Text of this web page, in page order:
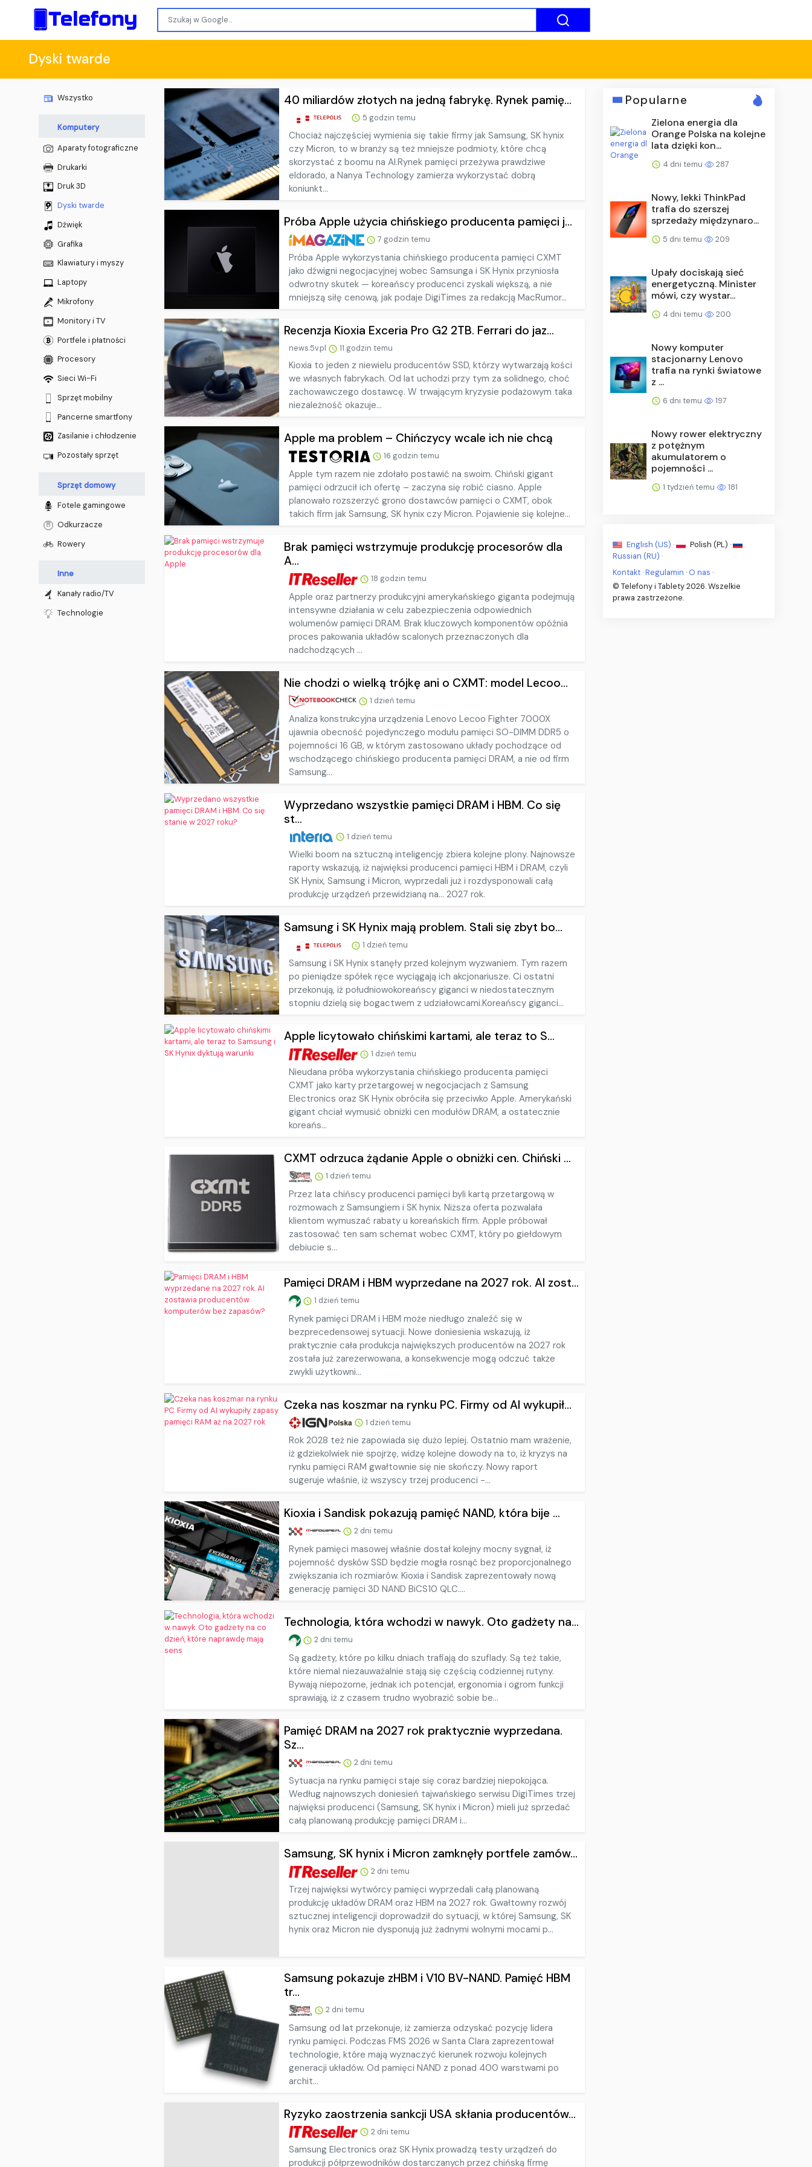
Dyski twarde
Wszystko
Komputery
Aparaty fotograficzne
Drukarki
Druk 3D
Dyski twarde
Dźwięk
Grafika
Klawiatury i myszy
Laptopy
Mikrofony
Monitory i TV
Portfele i płatności
Procesory
Sieci Wi-Fi
Sprzęt mobilny
Pancerne smartfony
Zasilanie i chłodzenie
Pozostały sprzęt
Sprzęt domowy
Fotele gamingowe
Odkurzacze
Rowery
Inne
Kanały radio/TV
Technologie
40 miliardów złotych na jedną fabrykę. Rynek pamię...
5 godzin temu
Chociaż najczęściej wymienia się takie firmy jak Samsung, SK hynix
czy Micron, to w branży są też mniejsze podmioty, które chcą
skorzystać z boomu na AI.Rynek pamięci przeżywa prawdziwe
eldorado, a Nanya Technology zamierza wykorzystać dobrą
koniunkt...
Próba Apple użycia chińskiego producenta pamięci j...
7 godzin temu
Próba Apple wykorzystania chińskiego producenta pamięci CXMT
jako dźwigni negocjacyjnej wobec Samsunga i SK Hynix przyniosła
odwrotny skutek — koreańscy producenci zyskali większą, a nie
mniejszą siłę cenową, jak podaje DigiTimes za redakcją MacRumor...
Recenzja Kioxia Exceria Pro G2 2TB. Ferrari do jaz...
news.5v.pl 11 godzin temu
Kioxia to jeden z niewielu producentów SSD, którzy wytwarzają kości
we własnych fabrykach. Od lat uchodzi przy tym za solidnego, choć
zachowawczego dostawcę. W trwającym kryzysie podażowym taka
niezależność okazuje...
Apple ma problem – Chińczycy wcale ich nie chcą
16 godzin temu
Apple tym razem nie zdołało postawić na swoim. Chiński gigant
pamięci odrzucił ich ofertę – zaczyna się robić ciasno. Apple
planowało rozszerzyć grono dostawców pamięci o CXMT, obok
takich firm jak Samsung, SK hynix czy Micron. Pojawienie się kolejne...
Brak pamięci wstrzymuje produkcję procesorów dla
A...
18 godzin temu
Apple oraz partnerzy produkcyjni amerykańskiego giganta podejmują
intensywne działania w celu zabezpieczenia odpowiednich
wolumenów pamięci DRAM. Brak kluczowych komponentów opóźnia
proces pakowania układów scalonych przeznaczonych dla
nadchodzących ...
Nie chodzi o wielką trójkę ani o CXMT: model Lecoo...
1 dzień temu
Analiza konstrukcyjna urządzenia Lenovo Lecoo Fighter 7000X
ujawnia obecność pojedynczego modułu pamięci SO-DIMM DDR5 o
pojemności 16 GB, w którym zastosowano układy pochodzące od
wschodzącego chińskiego producenta pamięci DRAM, a nie od firm
Samsung...
Wyprzedano wszystkie pamięci DRAM i HBM. Co się
st...
1 dzień temu
Wielki boom na sztuczną inteligencję zbiera kolejne plony. Najnowsze
raporty wskazują, iż najwięksi producenci pamięci HBM i DRAM, czyli
SK Hynix, Samsung i Micron, wyprzedali już i rozdysponowali całą
produkcję urządzeń przewidzianą na… 2027 rok.
Samsung i SK Hynix mają problem. Stali się zbyt bo...
1 dzień temu
Samsung i SK Hynix stanęły przed kolejnym wyzwaniem. Tym razem
po pieniądze spółek ręce wyciągają ich akcjonariusze. Ci ostatni
przekonują, iż południowokoreańscy giganci w niedostatecznym
stopniu dzielą się bogactwem z udziałowcami.Koreańscy giganci...
Apple licytowało chińskimi kartami, ale teraz to S...
1 dzień temu
Nieudana próba wykorzystania chińskiego producenta pamięci
CXMT jako karty przetargowej w negocjacjach z Samsung
Electronics oraz SK Hynix obróciła się przeciwko Apple. Amerykański
gigant chciał wymusić obniżki cen modułów DRAM, a ostatecznie
koreańs...
CXMT odrzuca żądanie Apple o obniżki cen. Chiński ...
1 dzień temu
Przez lata chińscy producenci pamięci byli kartą przetargową w
rozmowach z Samsungiem i SK hynix. Niższa oferta pozwalała
klientom wymuszać rabaty u koreańskich firm. Apple próbował
zastosować ten sam schemat wobec CXMT, który po giełdowym
debiucie s...
Pamięci DRAM i HBM wyprzedane na 2027 rok. AI zost...
1 dzień temu
Rynek pamięci DRAM i HBM może niedługo znaleźć się w
bezprecedensowej sytuacji. Nowe doniesienia wskazują, iż
praktycznie cała produkcja największych producentów na 2027 rok
została już zarezerwowana, a konsekwencje mogą odczuć także
zwykli użytkowni...
Czeka nas koszmar na rynku PC. Firmy od AI wykupił...
1 dzień temu
Rok 2028 też nie zapowiada się dużo lepiej. Ostatnio mam wrażenie,
iż gdziekolwiek nie spojrzę, widzę kolejne dowody na to, iż kryzys na
rynku pamięci RAM gwałtownie się nie skończy. Nowy raport
sugeruje właśnie, iż wszyscy trzej producenci -...
Kioxia i Sandisk pokazują pamięć NAND, która bije ...
2 dni temu
Rynek pamięci masowej właśnie dostał kolejny mocny sygnał, iż
pojemność dysków SSD będzie mogła rosnąć bez proporcjonalnego
zwiększania ich rozmiarów. Kioxia i Sandisk zaprezentowały nową
generację pamięci 3D NAND BiCS10 QLC....
Technologia, która wchodzi w nawyk. Oto gadżety na...
2 dni temu
Są gadżety, które po kilku dniach trafiają do szuflady. Są też takie,
które niemal niezauważalnie stają się częścią codziennej rutyny.
Bywają niepozorne, jednak ich potencjał, ergonomia i ogrom funkcji
sprawiają, iż z czasem trudno wyobrazić sobie be...
Pamięć DRAM na 2027 rok praktycznie wyprzedana.
Sz...
2 dni temu
Sytuacja na rynku pamięci staje się coraz bardziej niepokojąca.
Według najnowszych doniesień tajwańskiego serwisu DigiTimes trzej
najwięksi producenci (Samsung, SK hynix i Micron) mieli już sprzedać
całą planowaną produkcję pamięci DRAM i...
Samsung, SK hynix i Micron zamknęły portfele zamów...
2 dni temu
Trzej najwięksi wytwórcy pamięci wyprzedali całą planowaną
produkcję układów DRAM oraz HBM na 2027 rok. Gwałtowny rozwój
sztucznej inteligencji doprowadził do sytuacji, w której Samsung, SK
hynix oraz Micron nie dysponują już żadnymi wolnymi mocami p...
Samsung pokazuje zHBM i V10 BV-NAND. Pamięć HBM
tr...
2 dni temu
Samsung od lat przekonuje, iż zamierza odzyskać pozycję lidera
rynku pamięci. Podczas FMS 2026 w Santa Clara zaprezentował
technologie, które mają wyznaczyć kierunek rozwoju kolejnych
generacji układów. Od pamięci NAND z ponad 400 warstwami po
archit...
Ryzyko zaostrzenia sankcji USA skłania producentów...
2 dni temu
Samsung Electronics oraz SK Hynix prowadzą testy urządzeń do
produkcji półprzewodników dostarczanych przez chińską firmę
Popularne
Zielona energia dla
Orange Polska na kolejne
lata dzięki kon...
4 dni temu 287
Nowy, lekki ThinkPad
trafia do szerszej
sprzedaży międzynaro...
5 dni temu 209
Upały dociskają sieć
energetyczną. Minister
mówi, czy wystar...
4 dni temu 200
Nowy komputer
stacjonarny Lenovo
trafia na rynki światowe
z ...
6 dni temu 197
Nowy rower elektryczny
z potężnym
akumulatorem o
pojemności ...
1 tydzień temu 181
English (US) ·
Polish (PL) ·
Russian (RU) ·
Kontakt ·Regulamin · O nas ·
© Telefony i Tablety 2026. Wszelkie
prawa zastrzeżone.